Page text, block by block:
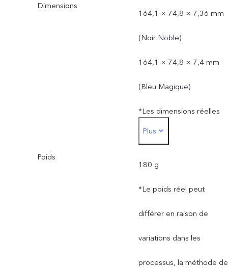
Dimensions
164,1 × 74,8 × 7,36 mm
(Noir Noble)
164,1 × 74,8 × 7,4 mm
(Bleu Magique)
*Les dimensions réelles
peuvent différer en raison
de variations dans les
processus, la méthode de
mesure et les fournitures
de matériel.
Plus
Poids
180 g
*Le poids réel peut
différer en raison de
variations dans les
processus, la méthode de